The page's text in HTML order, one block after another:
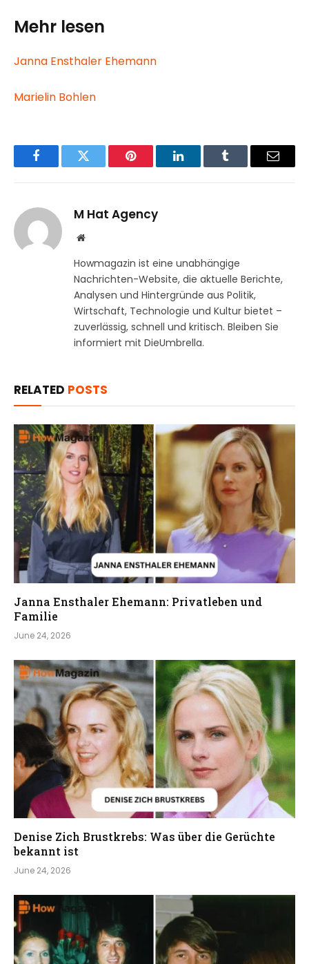
Mehr lesen
Janna Ensthaler Ehemann
Marielin Bohlen
FacebookTwitter Pinterest LinkedInTumblr Email
M Hat Agency
Website
Howmagazin ist eine unabhängige
Nachrichten-Website, die aktuelle Berichte,
Analysen und Hintergründe aus Politik,
Wirtschaft, Technologie und Kultur bietet –
zuverlässig, schnell und kritisch. Bleiben Sie
informiert mit DieUmbrella.
RELATED POSTS
Janna Ensthaler Ehemann: Privatleben und
Familie
June 24, 2026
Denise Zich Brustkrebs: Was über die Gerüchte
bekannt ist
June 24, 2026